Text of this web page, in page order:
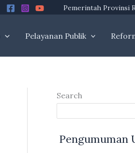
Pemerintah Provinsi
Pelayanan Publik
Search
Pengumuman